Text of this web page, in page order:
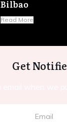
Bilbao
Read More
Get